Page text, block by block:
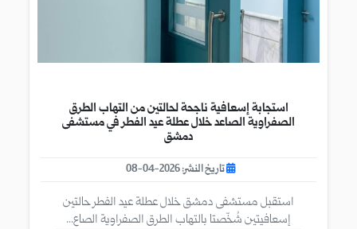
استجابة إسعافية ناجحة لحالتين من التهاب الطرق
الصفراوية الصاعد خلال عطلة عيد الفطر في مستشفى
دمشق
تاريخ النشر: 2026-04-08
استقبل مستشفى دمشق خلال عطلة عيد الفطر حالتين
إسعافيتين شُخّصتا بالتهاب الطرق الصفراوية الصاع...